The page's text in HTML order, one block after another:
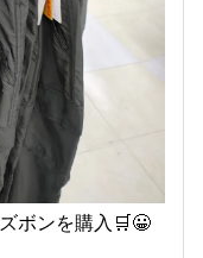
ボンを購入🛒😀